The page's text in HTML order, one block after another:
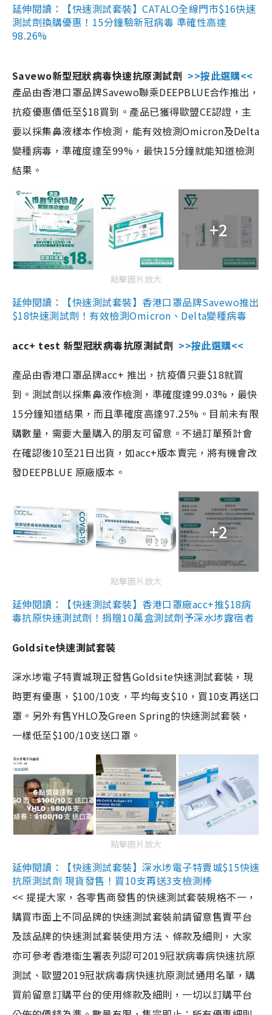
延伸閱讀：【快速測試套裝】CATALO全線門市$16快速
測試劑換購優惠！15分鐘驗新冠病毒 準確性高達
98.26%
Savewo新型冠狀病毒快速抗原測試劑 >>按此選購<<
產品由香港口罩品牌Savewo聯乘DEEPBLUE合作推出，
抗疫優惠價低至$18買到。產品已獲得歐盟CE認證，主
要以採集鼻液樣本作檢測，能有效檢測Omicron及Delta
變種病毒，準確度達至99%，最快15分鐘就能知道檢測
結果。
+2
點擊圖片放大
延伸閱讀：【快速測試套裝】香港口罩品牌Savewo推出
$18快速測試劑！有效檢測Omicron、Delta變種病毒
acc+ test 新型冠狀病毒抗原測試劑 >>按此選購<<
產品由香港口罩品牌acc+ 推出，抗疫價只要$18就買
到。測試劑以採集鼻液作檢測，準確度達99.03%，最快
15分鐘知道結果，而且準確度高達97.25%。目前未有限
購數量，需要大量購入的朋友可留意。不過訂單預計會
在確認後10至21日出貨，如acc+版本賣完，將有機會改
發DEEPBLUE 原廠版本。
+2
點擊圖片放大
延伸閱讀：【快速測試套裝】香港口罩廠acc+推$18病
毒抗原快速測試劑！捐贈10萬盒測試劑予深水埗露宿者
Goldsite快速測試套裝
深水埗電子特賣城現正發售Goldsite快速測試套裝，現
時更有優惠，$100/10支，平均每支$10，買10支再送口
罩。另外有售YHLO及Green Spring的快速測試套裝，
一樣低至$100/10支送口罩。
點擊圖片放大
延伸閱讀：【快速測試套裝】深水埗電子特賣城$15快速
抗原測試劑 現貨發售！買10支再送3支檢測棒
<< 提提大家，各零售商發售的快速測試套裝規格不一，
購買市面上不同品牌的快速測試套裝前請留意售賣平台
及該品牌的快速測試套裝使用方法、條款及細則，大家
亦可參考香港衞生署表列認可2019冠狀病毒病快速抗原
測試、歐盟2019冠狀病毒病快速抗原測試通用名單，購
買前留意訂購平台的使用條款及細則，一切以訂購平台